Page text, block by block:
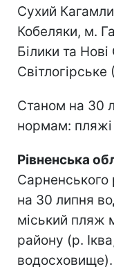
Сухий
Кобеляки, м.
Білики та
Станом на 30
нормам:
Рівненська
Сарненського
на 30 липня
міський пляж
району (р.
водосховище).